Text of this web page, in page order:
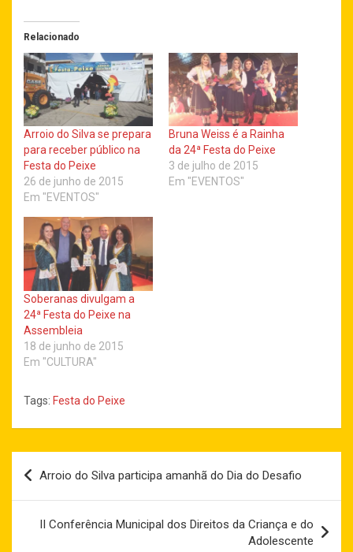
Relacionado
Arroio do Silva se prepara
para receber público na
Festa do Peixe
26 de junho de 2015
Em "EVENTOS"
Bruna Weiss é a Rainha
da 24ª Festa do Peixe
3 de julho de 2015
Em "EVENTOS"
Soberanas divulgam a
24ª Festa do Peixe na
Assembleia
18 de junho de 2015
Em "CULTURA"
Tags: Festa do Peixe
Navegação
de
Post
Arroio do Silva participa amanhã do Dia do Desafio
II Conferência Municipal dos Direitos da Criança e do
Adolescente